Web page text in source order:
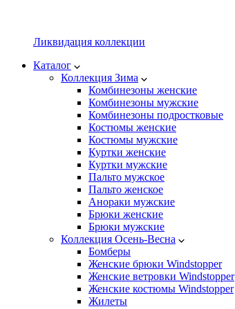
Ликвидация коллекции
Каталог
Коллекция Зима
Комбинезоны женские
Комбинезоны мужские
Комбинезоны подростковые
Костюмы женские
Костюмы мужские
Куртки женские
Куртки мужские
Пальто мужское
Пальто женское
Анораки мужские
Брюки женские
Брюки мужские
Коллекция Осень-Весна
Бомберы
Женские брюки Windstopper
Женские ветровки Windstopper
Женские костюмы Windstopper
Жилеты